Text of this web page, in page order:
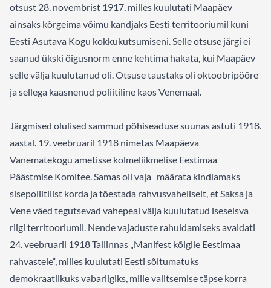
otsust 28. novembrist 1917, milles kuulutati Maapäev
ainsaks kõrgeima võimu kandjaks Eesti territooriumil kuni
Eesti Asutava Kogu kokkukutsumiseni. Selle otsuse järgi ei
saanud ükski õigusnorm enne kehtima hakata, kui Maapäev
selle välja kuulutanud oli. Otsuse taustaks oli oktoobripööre
ja sellega kaasnenud poliitiline kaos Venemaal.
Järgmised olulised sammud põhiseaduse suunas astuti 1918.
aastal. 19. veebruaril 1918 nimetas Maapäeva
Vanematekogu ametisse kolmeliikmelise Eestimaa
Päästmise Komitee. Samas oli vaja määrata kindlamaks
sisepoliitilist korda ja tõestada rahvusvaheliselt, et Saksa ja
Vene väed tegutsevad vahepeal välja kuulutatud iseseisva
riigi territooriumil. Nende vajaduste rahuldamiseks avaldati
24. veebruaril 1918 Tallinnas „Manifest kõigile Eestimaa
rahvastele“, milles kuulutati Eesti sõltumatuks
demokraatlikuks vabariigiks, mille valitsemise täpse korra